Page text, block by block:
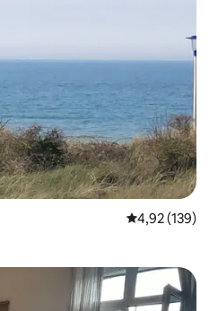
4,92 de uma
4,92 (139)